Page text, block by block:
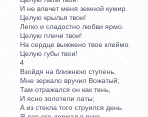
И не влечет меня земной кумир.
Целую крылья твои!
Легко и сладостно любви ярмо.
Целую плечи твои!
На сердце выжжено твое клеймо.
Целую губы твои!
4
Взойдя на ближнюю ступень,
Мне зеркало вручил Вожатый;
Там отражался он как тень,
И ясно золотели латы;
А из стекла того струился день.